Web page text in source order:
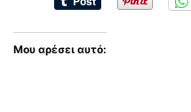
Μου αρέσει αυτό: